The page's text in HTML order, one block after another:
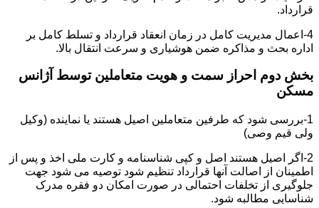
قرارداد.
4-اعمال مدیریت کامل در زمان انعقاد قرارداد و تسلط کامل بر
اداره بحث و مذاکره ضمن هوشیاری و سرعت انتقال بالا.
بخش دوم احراز سمت و هویت متعاملین توسط آژانس
مسکن
1-بررسی شود که طرفین متعاملین اصیل هستند یا نماینده (وکیل
ولی قیم وصی)
2-اگر اصیل هستند اصل و کپی شناسنامه و کارت ملی اخذ و پس از
اطمینان از اصالت آنها قرارداد تنظیم شود توصیه می شود جهت
جلوگیری از تخلفات احتمالی در صورت امکان دو فقره مدرک
شناسایی مطالبه شود.